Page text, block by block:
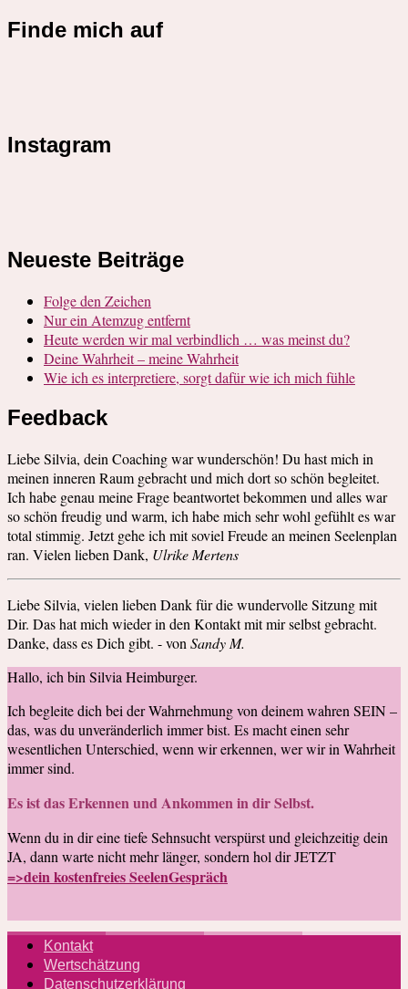
Finde mich auf
Instagram
Neueste Beiträge
Folge den Zeichen
Nur ein Atemzug entfernt
Heute werden wir mal verbindlich … was meinst du?
Deine Wahrheit – meine Wahrheit
Wie ich es interpretiere, sorgt dafür wie ich mich fühle
Feedback
Liebe Silvia, dein Coaching war wunderschön! Du hast mich in
meinen inneren Raum gebracht und mich dort so schön begleitet.
Ich habe genau meine Frage beantwortet bekommen und alles war
so schön freudig und warm, ich habe mich sehr wohl gefühlt es war
total stimmig. Jetzt gehe ich mit soviel Freude an meinen Seelenplan
ran. Vielen lieben Dank, Ulrike Mertens
Liebe Silvia, vielen lieben Dank für die wundervolle Sitzung mit
Dir. Das hat mich wieder in den Kontakt mit mir selbst gebracht.
Danke, dass es Dich gibt. - von Sandy M.
Hallo, ich bin Silvia Heimburger.
Ich begleite dich bei der Wahrnehmung von deinem wahren SEIN –
das, was du unveränderlich immer bist. Es macht einen sehr
wesentlichen Unterschied, wenn wir erkennen, wer wir in Wahrheit
immer sind.
Es ist das Erkennen und Ankommen in dir Selbst.
Wenn du in dir eine tiefe Sehnsucht verspürst und gleichzeitig dein
JA, dann warte nicht mehr länger, sondern hol dir JETZT
=>dein kostenfreies SeelenGespräch
Kontakt
Wertschätzung
Datenschutzerklärung